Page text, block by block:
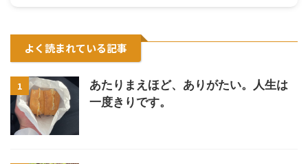
よく読まれている記事
1
あたりまえほど、ありがたい。人生は
一度きりです。